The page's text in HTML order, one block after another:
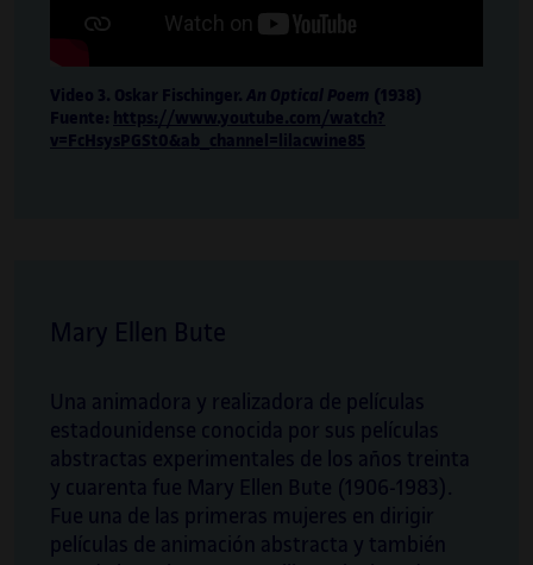
Video 3. Oskar Fischinger. An Optical Poem (1938)
Fuente: https://www.youtube.com/watch?
v=FcHsysPGSt0&ab_channel=lilacwine85
Mary Ellen Bute
Una animadora y realizadora de películas
estadounidense conocida por sus películas
abstractas experimentales de los años treinta
y cuarenta fue Mary Ellen Bute (1906-1983).
Fue una de las primeras mujeres en dirigir
películas de animación abstracta y también
playmodes.com/
Irma Vilà i Òdena